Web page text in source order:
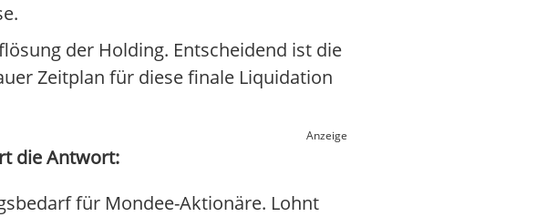
der Holding. Entscheidend ist die
Zeitplan für diese finale Liquidation
Anzeige
die Antwort:
für Mondee-Aktionäre. Lohnt